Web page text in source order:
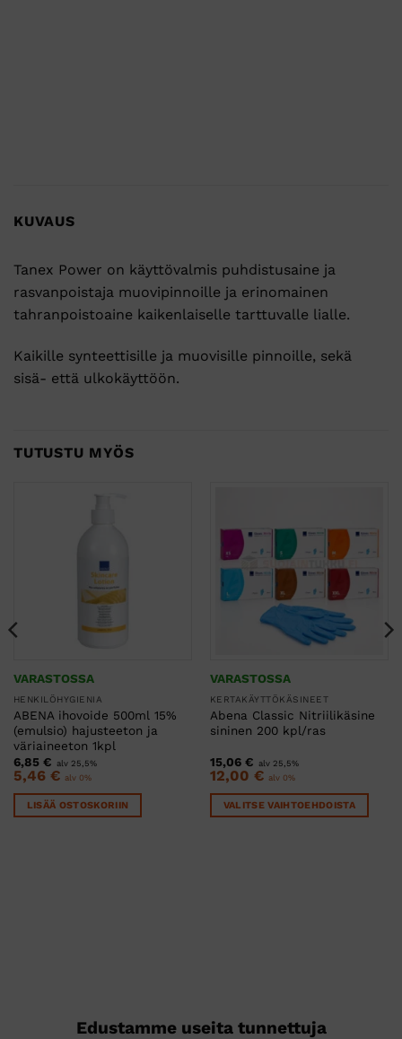
KUVAUS
Tanex Power on käyttövalmis puhdistusaine ja
rasvanpoistaja muovipinnoille ja erinomainen
tahranpoistoaine kaikenlaiselle tarttuvalle lialle.
Kaikille synteettisille ja muovisille pinnoille, sekä
sisä- että ulkokäyttöön.
TUTUSTU MYÖS
VARASTOSSA
HENKILÖHYGIENIA
ABENA ihovoide 500ml 15%
(emulsio) hajusteeton ja
väriaineeton 1kpl
6,85 € alv 25,5%
5,46 € alv 0%
LISÄÄ OSTOSKORIIN
VARASTOSSA
KERTAKÄYTTÖKÄSINEET
Abena Classic Nitriilikäsine
sininen 200 kpl/ras
15,06 € alv 25,5%
12,00 € alv 0%
VALITSE VAIHTOEHDOISTA
Edustamme useita tunnettuja